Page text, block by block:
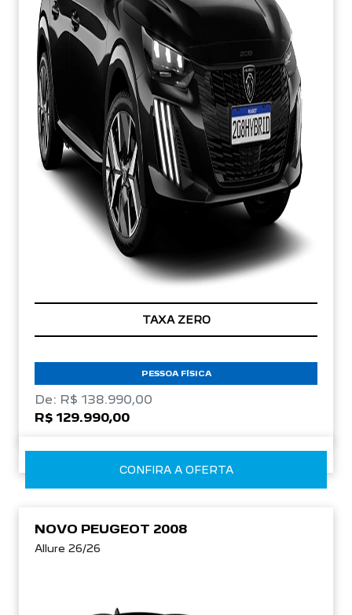
TAXA ZERO
PESSOA FÍSICA
De: R$ 138.990,00
R$ 129.990,00
CONFIRA A OFERTA
NOVO PEUGEOT 2008
Allure 26/26